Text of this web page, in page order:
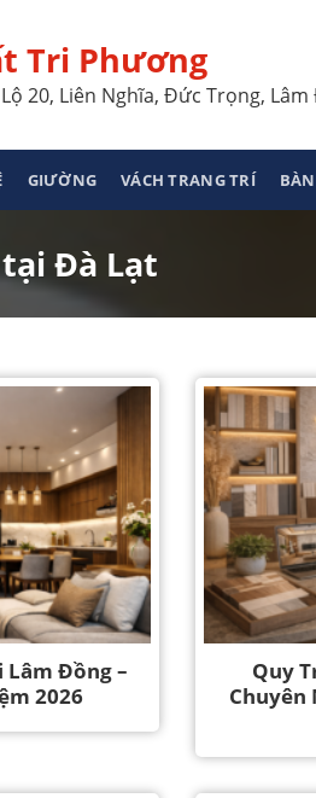
Tri Phương
20, Liên Nghĩa, Đức Trọng,
GIƯỜNG VÁCH TRANG TRÍ
Đà Lạt
Đồng –
2026
Quy
Chuyên